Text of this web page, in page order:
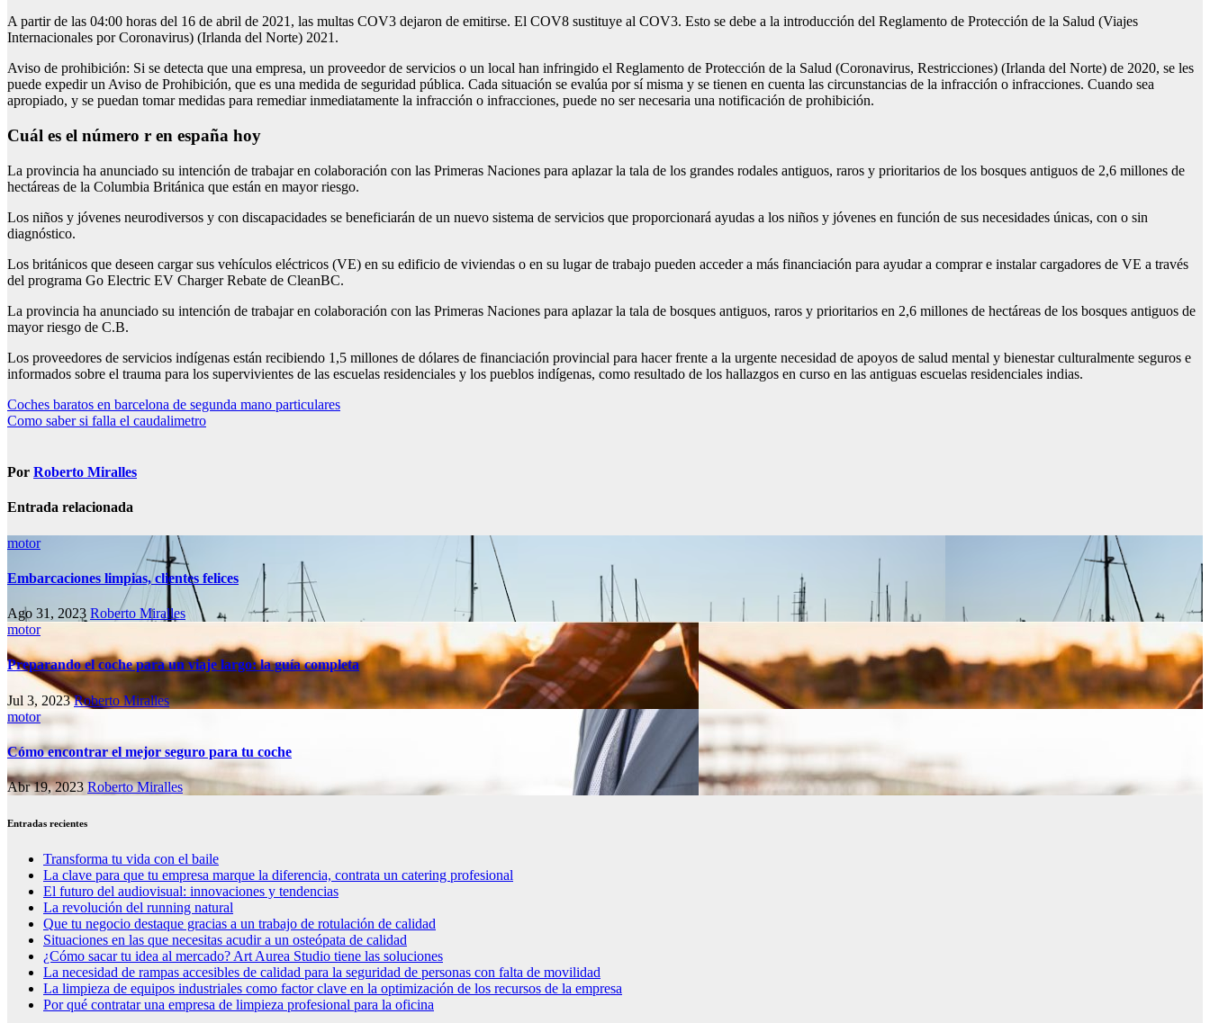
A partir de las 04:00 horas del 16 de abril de 2021, las multas COV3 dejaron de emitirse. El COV8 sustituye al COV3. Esto se debe a la introducción del Reglamento de Protección de la Salud (Viajes
Internacionales por Coronavirus) (Irlanda del Norte) 2021.
Aviso de prohibición: Si se detecta que una empresa, un proveedor de servicios o un local han infringido el Reglamento de Protección de la Salud (Coronavirus, Restricciones) (Irlanda del Norte) de 2020, se les
puede expedir un Aviso de Prohibición, que es una medida de seguridad pública. Cada situación se evalúa por sí misma y se tienen en cuenta las circunstancias de la infracción o infracciones. Cuando sea
apropiado, y se puedan tomar medidas para remediar inmediatamente la infracción o infracciones, puede no ser necesaria una notificación de prohibición.
Cuál es el número r en españa hoy
La provincia ha anunciado su intención de trabajar en colaboración con las Primeras Naciones para aplazar la tala de los grandes rodales antiguos, raros y prioritarios de los bosques antiguos de 2,6 millones de
hectáreas de la Columbia Británica que están en mayor riesgo.
Los niños y jóvenes neurodiversos y con discapacidades se beneficiarán de un nuevo sistema de servicios que proporcionará ayudas a los niños y jóvenes en función de sus necesidades únicas, con o sin
diagnóstico.
Los británicos que deseen cargar sus vehículos eléctricos (VE) en su edificio de viviendas o en su lugar de trabajo pueden acceder a más financiación para ayudar a comprar e instalar cargadores de VE a través
del programa Go Electric EV Charger Rebate de CleanBC.
La provincia ha anunciado su intención de trabajar en colaboración con las Primeras Naciones para aplazar la tala de bosques antiguos, raros y prioritarios en 2,6 millones de hectáreas de los bosques antiguos de
mayor riesgo de C.B.
Los proveedores de servicios indígenas están recibiendo 1,5 millones de dólares de financiación provincial para hacer frente a la urgente necesidad de apoyos de salud mental y bienestar culturalmente seguros e
informados sobre el trauma para los supervivientes de las escuelas residenciales y los pueblos indígenas, como resultado de los hallazgos en curso en las antiguas escuelas residenciales indias.
Navegación
de
Coches baratos en barcelona de segunda mano particulares
Como saber si falla el caudalimetro
Por Roberto Miralles
Entrada relacionada
motor
Embarcaciones limpias, clientes felices
Ago 31, 2023 Roberto Miralles
motor
Preparando el coche para un viaje largo: la guía completa
Jul 3, 2023Roberto Miralles
motor
Cómo encontrar el mejor seguro para tu coche
Abr 19, 2023Roberto Miralles
Entradas recientes
Transforma tu vida con el baile
La clave para que tu empresa marque la diferencia, contrata un catering profesional
El futuro del audiovisual: innovaciones y tendencias
La revolución del running natural
Que tu negocio destaque gracias a un trabajo de rotulación de calidad
Situaciones en las que necesitas acudir a un osteópata de calidad
¿Cómo sacar tu idea al mercado? Art Aurea Studio tiene las soluciones
La necesidad de rampas accesibles de calidad para la seguridad de personas con falta de movilidad
La limpieza de equipos industriales como factor clave en la optimización de los recursos de la empresa
Por qué contratar una empresa de limpieza profesional para la oficina